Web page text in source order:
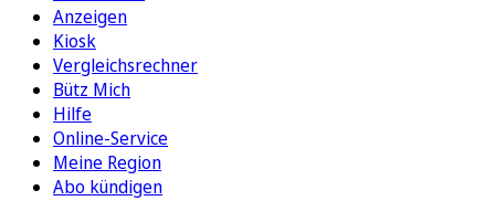
Anzeigen
Kiosk
Vergleichsrechner
Bütz Mich
Hilfe
Online-Service
Meine Region
Abo kündigen